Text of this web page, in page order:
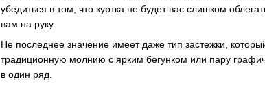
убедиться в том, что куртка не будет вас слишком
вам на руку.
Не последнее значение имеет даже тип застежки,
традиционную молнию с ярким бегунком или пару
в один ряд.